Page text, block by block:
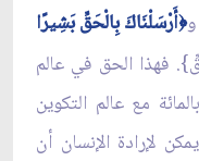
﴿أَرْسَلْنَاكَ بِالْحَقِّ بَشِيرًا
فهذا الحق في عالم
مع عالم التكوين
لإرادة الإنسان أن